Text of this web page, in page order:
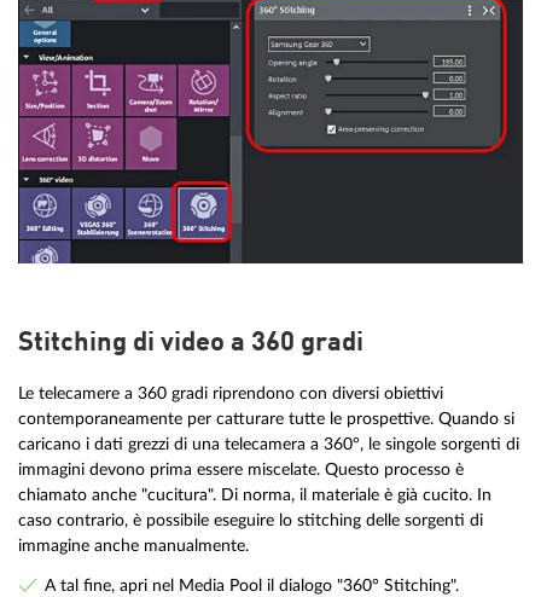
Stitching di video a 360 gradi
Le telecamere a 360 gradi riprendono con diversi obiettivi
contemporaneamente per catturare tutte le prospettive. Quando si
caricano i dati grezzi di una telecamera a 360°, le singole sorgenti di
immagini devono prima essere miscelate. Questo processo è
chiamato anche "cucitura". Di norma, il materiale è già cucito. In
caso contrario, è possibile eseguire lo stitching delle sorgenti di
immagine anche manualmente.
A tal fine, apri nel Media Pool il dialogo "360° Stitching".